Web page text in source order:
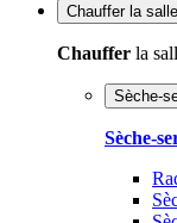
Chauffer la
Chauffer la
Sèche-
Sèche-